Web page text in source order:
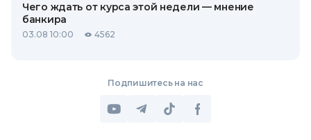
Чего ждать от курса этой недели — мнение
банкира
03.08 10:00 4562
Подпишитесь на нас